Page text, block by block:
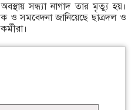
সন্ধ্যা নাগাদ তার মৃত্যু হয়।
সমবেদনা জানিয়েছে ছাত্রদল ও